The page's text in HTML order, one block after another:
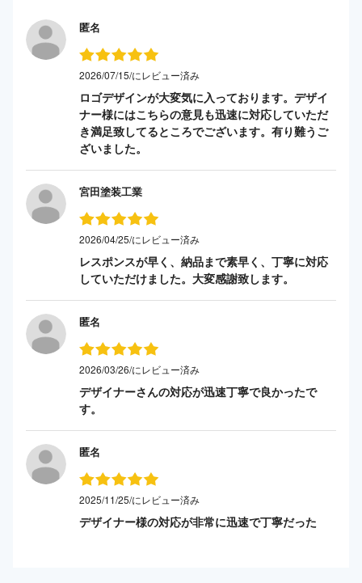
匿名
2026/07/15/にレビュー済み
ロゴデザインが大変気に入っております。デザイ
ナー様にはこちらの意見も迅速に対応していただ
き満足致してるところでございます。有り難うご
ざいました。
宮田塗装工業
2026/04/25/にレビュー済み
レスポンスが早く、納品まで素早く、丁寧に対応
していただけました。大変感謝致します。
匿名
2026/03/26/にレビュー済み
デザイナーさんの対応が迅速丁寧で良かったで
す。
匿名
2025/11/25/にレビュー済み
デザイナー様の対応が非常に迅速で丁寧だった